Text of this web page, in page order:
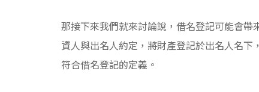
那接下來我們就來討論說，借名登記可能會
資人與出名人約定，將財產登記於出名人名
符合借名登記的定義。